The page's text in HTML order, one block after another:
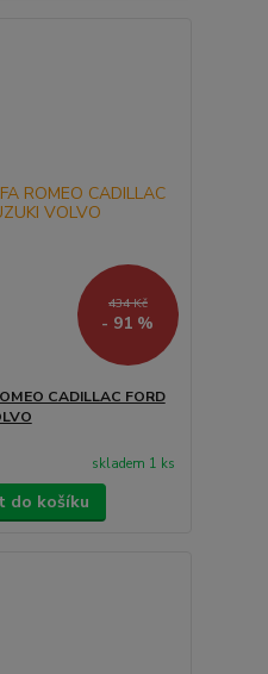
434 Kč
- 91 %
CADILLAC FORD
skladem 1 ks
do košíku